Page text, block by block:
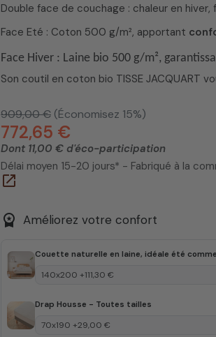
Double face de couchage : chaleur en hiver,
Face Eté : Coton 500 g/m², apportant
Face Hiver : Laine bio 500 g/m²,
Son coutil en coton bio TISSE JACQUART
909,00 € (Économisez 15%)
772,65 €
Dont 11,00 € d'éco-participation
Délai moyen 15-20 jours* - Fabriqué à la
open_in_new
workspace_premium Améliorez votre confort
Couette naturelle en laine, idéale été
Drap Housse - Toutes tailles